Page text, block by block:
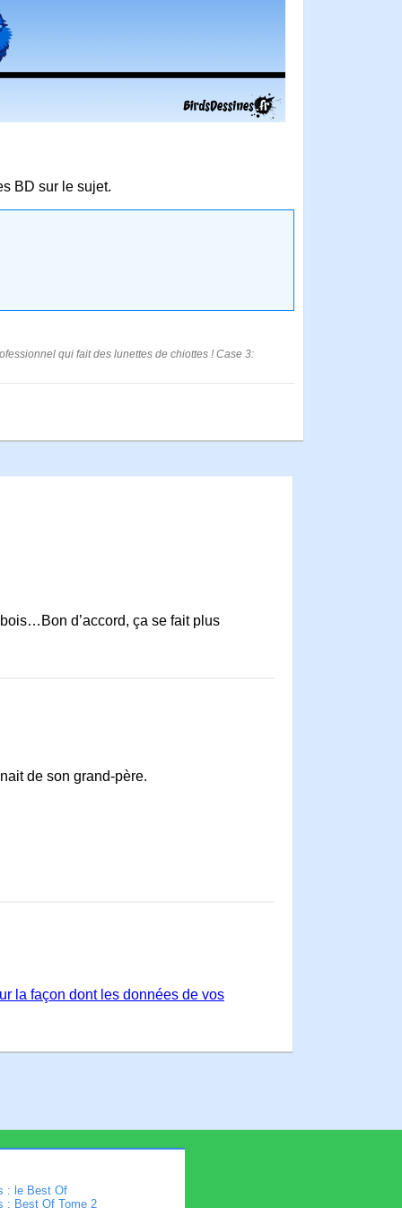
BD sur le sujet.
qui fait des lunettes de chiottes ! Case 3:
d’accord, ça se fait plus
de son grand-père.
la façon dont les données de vos
: le Best Of
: Best Of Tome 2